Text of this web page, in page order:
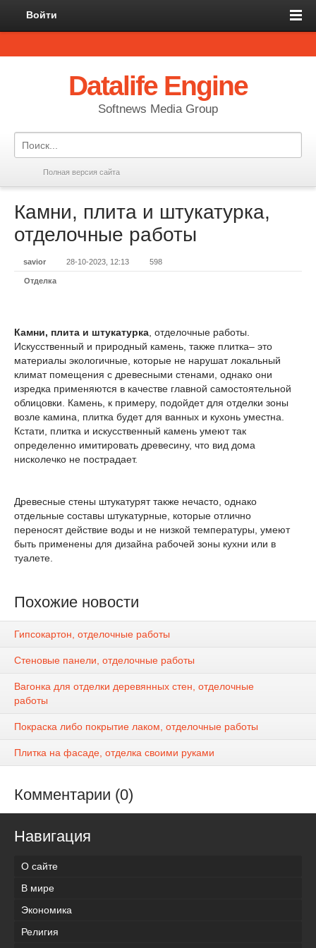
Войти
Datalife Engine
Softnews Media Group
Полная версия сайта
Камни, плита и штукатурка,
отделочные работы
savior 28-10-2023, 12:13 598
Отделка
Камни, плита и штукатурка , отделочные работы.
Искусственный и природный камень, также плитка– это
материалы экологичные, которые не нарушат локальный
климат помещения с древесными стенами, однако они
изредка применяются в качестве главной самостоятельной
облицовки. Камень, к примеру, подойдет для отделки зоны
возле камина, плитка будет для ванных и кухонь уместна.
Кстати, плитка и искусственный камень умеют так
определенно имитировать древесину, что вид дома
нисколечко не пострадает.
Древесные стены штукатурят также нечасто, однако
отдельные составы штукатурные, которые отлично
переносят действие воды и не низкой температуры, умеют
быть применены для дизайна рабочей зоны кухни или в
туалете.
Похожие новости
Гипсокартон, отделочные работы
Стеновые панели, отделочные работы
Вагонка для отделки деревянных стен, отделочные
работы
Покраска либо покрытие лаком, отделочные работы
Плитка на фасаде, отделка своими руками
Комментарии (0)
Навигация
О сайте
В мире
Экономика
Религия